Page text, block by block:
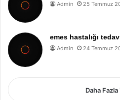
Admin 25 Temmuz
emes hastalığı
Admin 24 Temmuz
Daha Fazla